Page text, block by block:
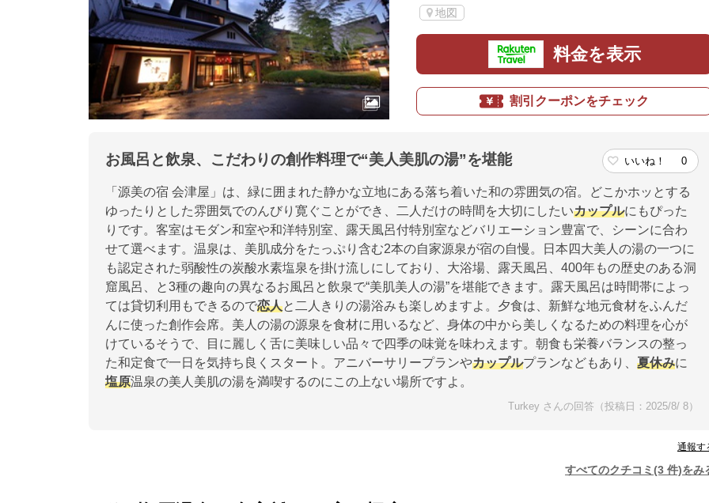
地図
料金を表示
割引クーポンをチェック
お風呂と飲泉、こだわりの創作料理で“美人美肌の湯”を堪能 いいね！ 0
「源美の宿 会津屋」は、緑に囲まれた静かな立地にある落ち着いた和の雰囲気の宿。どこかホッとする
ゆったりとした雰囲気でのんびり寛ぐことができ、二人だけの時間を大切にしたいカップルにもぴった
りです。客室はモダン和室や和洋特別室、露天風呂付特別室などバリエーション豊富で、シーンに合わ
せて選べます。温泉は、美肌成分をたっぷり含む2本の自家源泉が宿の自慢。日本四大美人の湯の一つに
も認定された弱酸性の炭酸水素塩泉を掛け流しにしており、大浴場、露天風呂、400年もの歴史のある洞
窟風呂、と3種の趣向の異なるお風呂と飲泉で“美肌美人の湯”を堪能できます。露天風呂は時間帯によっ
ては貸切利用もできるので恋人と二人きりの湯浴みも楽しめますよ。夕食は、新鮮な地元食材をふんだ
んに使った創作会席。美人の湯の源泉を食材に用いるなど、身体の中から美しくなるための料理を心が
けているそうで、目に麗しく舌に美味しい品々で四季の味覚を味わえます。朝食も栄養バランスの整っ
た和定食で一日を気持ち良くスタート。アニバーサリープランやカップルプランなどもあり、 夏休みに
塩原温泉の美人美肌の湯を満喫するのにこの上ない場所ですよ。
Turkey さんの回答（投稿日：2025/8/ 8）
通報す
すべてのクチコミ(3 件)をみ